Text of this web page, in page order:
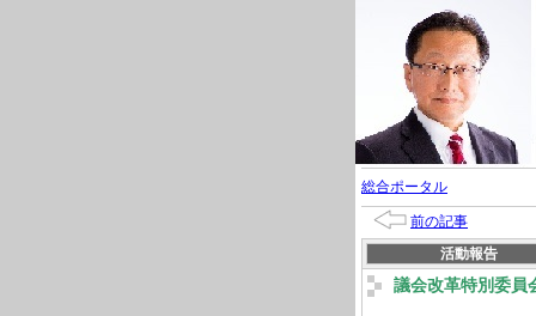
総合ポータル
前の記事
活動報告
議会改革特別委員